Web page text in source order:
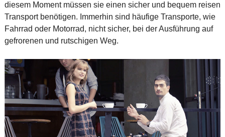
diesem Moment müssen sie einen sicher und bequem reisen
Transport benötigen. Immerhin sind häufige Transporte, wie
Fahrrad oder Motorrad, nicht sicher, bei der Ausführung auf
gefrorenen und rutschigen Weg.